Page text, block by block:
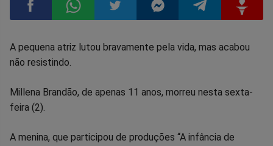
Compartilhar
Facebook
CompartilharCompartilharCompartilharCompartilhar
A pequena atriz lutou bravamente pela vida, mas acabou
não resistindo.
Millena Brandão, de apenas 11 anos, morreu nesta sexta-
feira (2).
A menina, que participou de produções “A infância de